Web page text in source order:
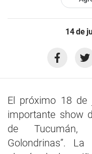
14 de
El próximo 18 de
importante show
de Tucumán,
Golondrinas”.